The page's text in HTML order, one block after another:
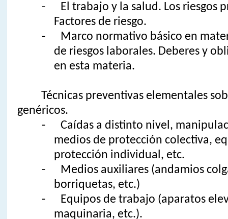
- El trabajo y la salud. Los riesgos
Factores de riesgo.
- Marco normativo básico en
de riesgos laborales. Deberes y
en esta materia.
Técnicas preventivas elementales
genéricos.
- Caídas a distinto nivel,
medios de protección colectiva,
protección individual, etc.
- Medios auxiliares (andamios
borriquetas, etc.)
- Equipos de trabajo (aparatos
maquinaria, etc.).